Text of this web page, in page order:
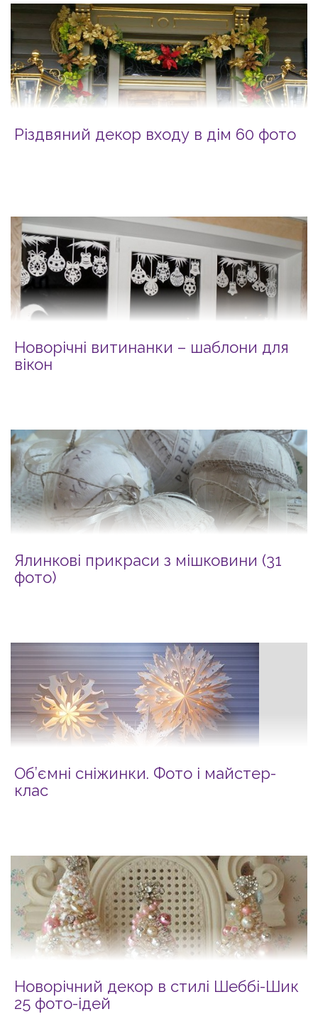
Різдвяний декор входу в дім 60 фото
Новорічні витинанки – шаблони для
вікон
Ялинкові прикраси з мішковини (31
фото)
Об’ємні сніжинки. Фото і майcтер-
клас
Новорічний декор в стилі Шеббі-Шик
25 фото-ідей